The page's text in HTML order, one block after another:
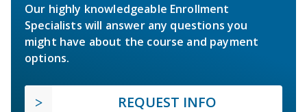
Our highly knowledgeable Enrollment
Specialists will answer any questions you
might have about the course and payment
options.
REQUEST INFO